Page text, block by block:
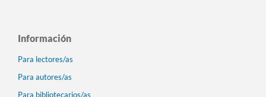
Información
Para lectores/as
Para autores/as
Para bibliotecarios/as